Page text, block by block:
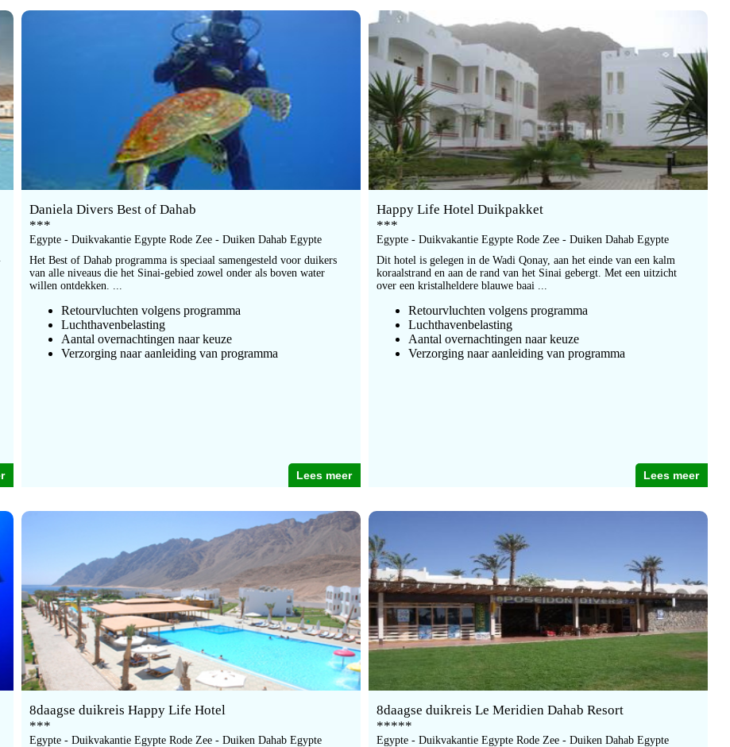
Daniela Divers Best of Dahab
***
Egypte - Duikvakantie Egypte Rode Zee - Duiken Dahab Egypte
Het Best of Dahab programma is speciaal samengesteld voor duikers
van alle niveaus die het Sinai-gebied zowel onder als boven water
willen ontdekken. ...
Retourvluchten volgens programma
Luchthavenbelasting
Aantal overnachtingen naar keuze
Verzorging naar aanleiding van programma
Lees meer
Happy Life Hotel Duikpakket
***
Egypte - Duikvakantie Egypte Rode Zee - Duiken Dahab Egypte
Dit hotel is gelegen in de Wadi Qonay, aan het einde van een kalm
koraalstrand en aan de rand van het Sinai gebergt. Met een uitzicht
over een kristalheldere blauwe baai ...
Retourvluchten volgens programma
Luchthavenbelasting
Aantal overnachtingen naar keuze
Verzorging naar aanleiding van programma
Lees meer
8daagse duikreis Happy Life Hotel
***
Egypte - Duikvakantie Egypte Rode Zee - Duiken Dahab Egypte
8daagse duikreis Le Meridien Dahab Resort
*****
Egypte - Duikvakantie Egypte Rode Zee - Duiken Dahab Egypte